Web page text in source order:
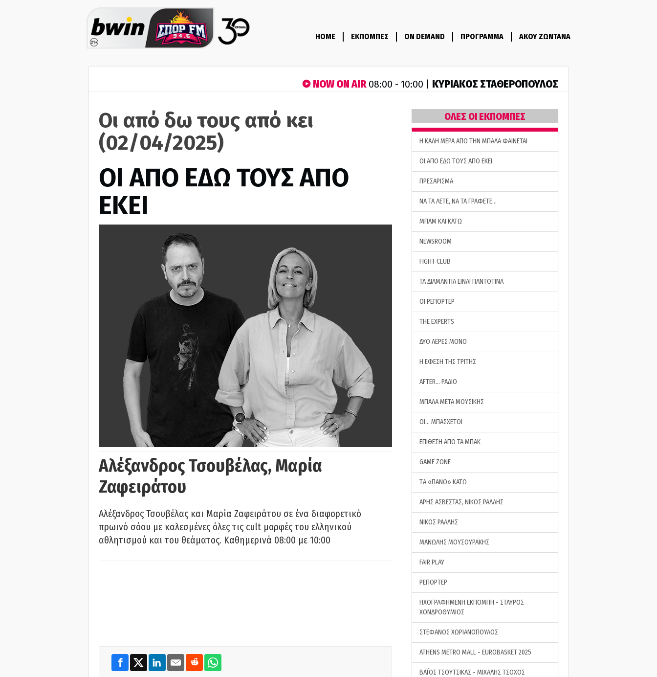
HOME ΕΚΠΟΜΠΕΣ ON DEMAND ΠΡΟΓΡΑΜΜΑ ΑΚΟΥ ΖΩΝΤΑΝΑ
NOW ON AIR08:00 - 10:00 | ΚΥΡΙΑΚΟΣ ΣΤΑΘΕΡΟΠΟΥΛΟΣ
Οι από δω τους από κει
(02/04/2025)
ΟΙ ΑΠΟ ΕΔΩ ΤΟΥΣ ΑΠΟ
ΕΚΕΙ
Αλέξανδρος Τσουβέλας, Μαρία
Ζαφειράτου
Αλέξανδρος Τσουβέλας και Μαρία Ζαφειράτου σε ένα διαφορετικό
πρωινό σόου με καλεσμένες όλες τις cult μορφές του ελληνικού
αθλητισμού και του θεάματος. Καθημερινά 08:00 με 10:00
ΟΛΕΣ ΟΙ ΕΚΠΟΜΠΕΣ
H ΚΑΛΗ ΜΕΡΑ ΑΠΟ ΤΗΝ ΜΠΑΛΑ ΦΑΙΝΕΤΑΙ
ΟΙ ΑΠΟ ΕΔΩ ΤΟΥΣ ΑΠΟ ΕΚΕΙ
ΠΡΕΣΑΡΙΣΜΑ
ΝΑ ΤΑ ΛΕΤΕ, ΝΑ ΤΑ ΓΡΑΦΕΤΕ…
ΜΠΑΜ ΚΑΙ ΚΑΤΩ
NEWSROOM
FIGHT CLUB
ΤΑ ΔΙΑΜΑΝΤΙΑ ΕΙΝΑΙ ΠΑΝΤΟΤΙΝΑ
ΟΙ ΡΕΠΟΡΤΕΡ
THE EXPERTS
ΔΥΟ ΛΕΡΕΣ ΜΟΝΟ
Η ΕΦΕΣΗ ΤΗΣ ΤΡΙΤΗΣ
AFTER… ΡΑΔΙΟ
ΜΠΑΛΑ ΜΕΤΑ ΜΟΥΣΙΚΗΣ
ΟΙ… ΜΠΑΣΧΕΤΟΙ
ΕΠΙΘΕΣΗ ΑΠΟ ΤΑ ΜΠΑΚ
GAME ZONE
ΤA «ΠΑΝΟ» ΚΑΤΩ
ΑΡΗΣ ΑΣΒΕΣΤΑΣ, ΝΙΚΟΣ ΡΑΛΛΗΣ
ΝΙΚΟΣ ΡΑΛΛΗΣ
ΜΑΝΩΛΗΣ ΜΟΥΣΟΥΡΑΚΗΣ
FAIR PLAY
ΡΕΠΟΡΤΕΡ
ΗΧΟΓΡΑΦΗΜΕΝΗ ΕΚΠΟΜΠΗ - ΣΤΑΥΡΟΣ
ΧΟΝΔΡΟΘΥΜΙΟΣ
ΣΤΕΦΑΝΟΣ ΧΩΡΙΑΝΟΠΟΥΛΟΣ
ATHENS METRO MALL - EUROBASKET 2025
ΒΑΪΟΣ ΤΣΟΥΤΣΙΚΑΣ - ΜΙΧΑΛΗΣ ΤΣΟΧΟΣ